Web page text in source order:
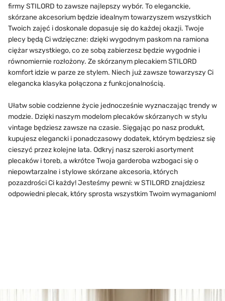
firmy STILORD to zawsze najlepszy wybór. To eleganckie,
skórzane akcesorium będzie idealnym towarzyszem wszystkich
Twoich zajęć i doskonale dopasuje się do każdej okazji. Twoje
plecy będą Ci wdzięczne: dzięki wygodnym paskom na ramiona
ciężar wszystkiego, co ze sobą zabierzesz będzie wygodnie i
równomiernie rozłożony. Ze skórzanym plecakiem STILORD
komfort idzie w parze ze stylem. Niech już zawsze towarzyszy Ci
elegancka klasyka połączona z funkcjonalnością.
Ułatw sobie codzienne życie jednocześnie wyznaczając trendy w
modzie. Dzięki naszym modelom plecaków skórzanych w stylu
vintage będziesz zawsze na czasie. Sięgając po nasz produkt,
kupujesz elegancki i ponadczasowy dodatek, którym będziesz się
cieszyć przez kolejne lata. Odkryj nasz szeroki asortyment
plecaków i toreb, a wkrótce Twoja garderoba wzbogaci się o
niepowtarzalne i stylowe skórzane akcesoria, których
pozazdrości Ci każdy! Jesteśmy pewni: w STILORD znajdziesz
odpowiedni plecak, który sprosta wszystkim Twoim wymaganiom!